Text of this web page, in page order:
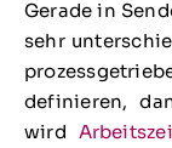
Gerade in
sehr
definieren,
wird